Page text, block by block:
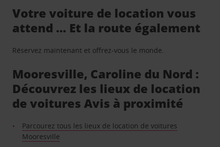
Votre voiture de location vous
attend … Et la route également
Réservez maintenant et offrez-vous le monde.
Mooresville, Caroline du Nord :
Découvrez les lieux de location
de voitures Avis à proximité
Parcourez tous les lieux de location de voitures
Mooresville